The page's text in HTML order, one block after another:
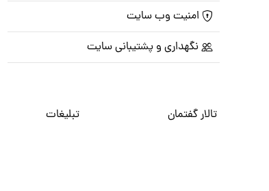
امنیت وب سایت
نگهداری و پشتیبانی سایت
تالار گفتمان تبلیغات